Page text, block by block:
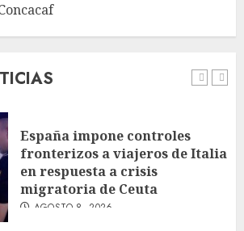
Columna critica la mañanera
réplica
España impone controles
fronterizos a viajeros de Italia
en respuesta a crisis
migratoria de Ceuta
AGOSTO 8, 2026